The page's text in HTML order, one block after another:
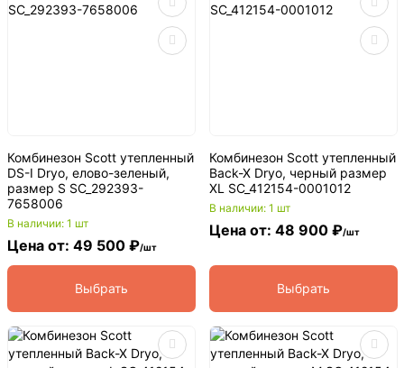
Комбинезон Scott утепленный
DS-I Dryo, елово-зеленый,
размер S SC_292393-
7658006
В наличии: 1 шт
Цена от: 49 500 ₽/шт
Выбрать
Комбинезон Scott утепленный
Back-X Dryo, черный размер
XL SC_412154-0001012
В наличии: 1 шт
Цена от: 48 900 ₽/шт
Выбрать